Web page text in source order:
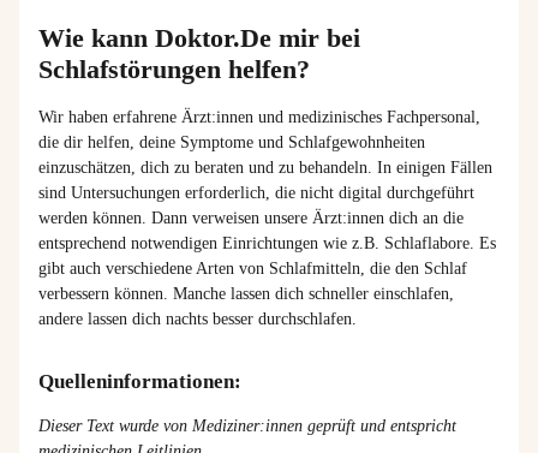
Wie kann Doktor.De mir bei
Schlafstörungen helfen?
Wir haben erfahrene Ärzt:innen und medizinisches Fachpersonal,
die dir helfen, deine Symptome und Schlafgewohnheiten
einzuschätzen, dich zu beraten und zu behandeln. In einigen Fällen
sind Untersuchungen erforderlich, die nicht digital durchgeführt
werden können. Dann verweisen unsere Ärzt:innen dich an die
entsprechend notwendigen Einrichtungen wie z.B. Schlaflabore. Es
gibt auch verschiedene Arten von Schlafmitteln, die den Schlaf
verbessern können. Manche lassen dich schneller einschlafen,
andere lassen dich nachts besser durchschlafen.
Quelleninformationen:
Dieser Text wurde von Mediziner:innen geprüft und entspricht